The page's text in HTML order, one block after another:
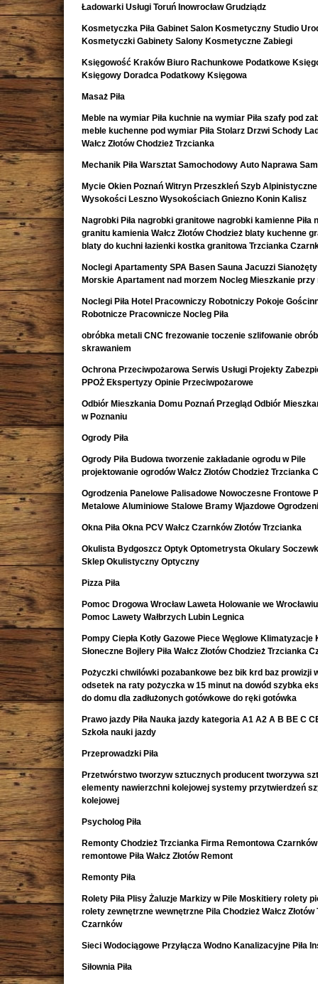
Ładowarki Usługi Toruń Inowrocław Grudziądz
Kosmetyczka Piła Gabinet Salon Kosmetyczny Studio
Kosmetyczki Gabinety Salony Kosmetyczne Zabiegi
Księgowość Kraków Biuro Rachunkowe Podatkowe
Księgowy Doradca Podatkowy Księgowa
Masaż Piła
Meble na wymiar Piła kuchnie na wymiar Piła szafy pod
meble kuchenne pod wymiar Piła Stolarz Drzwi Schody
Wałcz Złotów Chodzież Trzcianka
Mechanik Piła Warsztat Samochodowy Auto Naprawa
Mycie Okien Poznań Witryn Przeszkleń Szyb
Wysokości Leszno Wysokościach Gniezno Konin Kalisz
Nagrobki Piła nagrobki granitowe nagrobki kamienne Piła
granitu kamienia Wałcz Złotów Chodzież blaty kuchenne
blaty do kuchni łazienki kostka granitowa Trzcianka
Noclegi Apartamenty SPA Basen Sauna Jacuzzi
Morskie Apartament nad morzem Nocleg Mieszkanie przy
Noclegi Piła Hotel Pracowniczy Robotniczy Pokoje
Robotnicze Pracownicze Nocleg Piła
obróbka metali CNC frezowanie toczenie szlifowanie
skrawaniem
Ochrona Przeciwpożarowa Serwis Usługi Projekty
PPOŻ Ekspertyzy Opinie Przeciwpożarowe
Odbiór Mieszkania Domu Poznań Przegląd Odbiór
w Poznaniu
Ogrody Piła
Ogrody Piła Budowa tworzenie zakładanie ogrodu w Pile
projektowanie ogrodów Wałcz Złotów Chodzież Trzcianka
Ogrodzenia Panelowe Palisadowe Nowoczesne Frontowe
Metalowe Aluminiowe Stalowe Bramy Wjazdowe
Okna Piła Okna PCV Wałcz Czarnków Złotów Trzcianka
Okulista Bydgoszcz Optyk Optometrysta Okulary
Sklep Okulistyczny Optyczny
Pizza Piła
Pomoc Drogowa Wrocław Laweta Holowanie we
Pomoc Lawety Wałbrzych Lubin Legnica
Pompy Ciepła Kotły Gazowe Piece Węglowe Klimatyzacje
Słoneczne Bojlery Piła Wałcz Złotów Chodzież Trzcianka
Pożyczki chwilówki pozabankowe bez bik krd baz prowizji
odsetek na raty pożyczka w 15 minut na dowód szybka
do domu dla zadłużonych gotówkowe do ręki gotówka
Prawo jazdy Piła Nauka jazdy kategoria A1 A2 A B BE C
Szkoła nauki jazdy
Przeprowadzki Piła
Przetwórstwo tworzyw sztucznych producent tworzywa
elementy nawierzchni kolejowej systemy przytwierdzeń
kolejowej
Psycholog Piła
Remonty Chodzież Trzcianka Firma Remontowa Czarnków
remontowe Piła Wałcz Złotów Remont
Remonty Piła
Rolety Piła Plisy Żaluzje Markizy w Pile Moskitiery rolety
rolety zewnętrzne wewnętrzne Pila Chodzież Wałcz Złotów
Czarnków
Sieci Wodociągowe Przyłącza Wodno Kanalizacyjne Piła
Siłownia Piła